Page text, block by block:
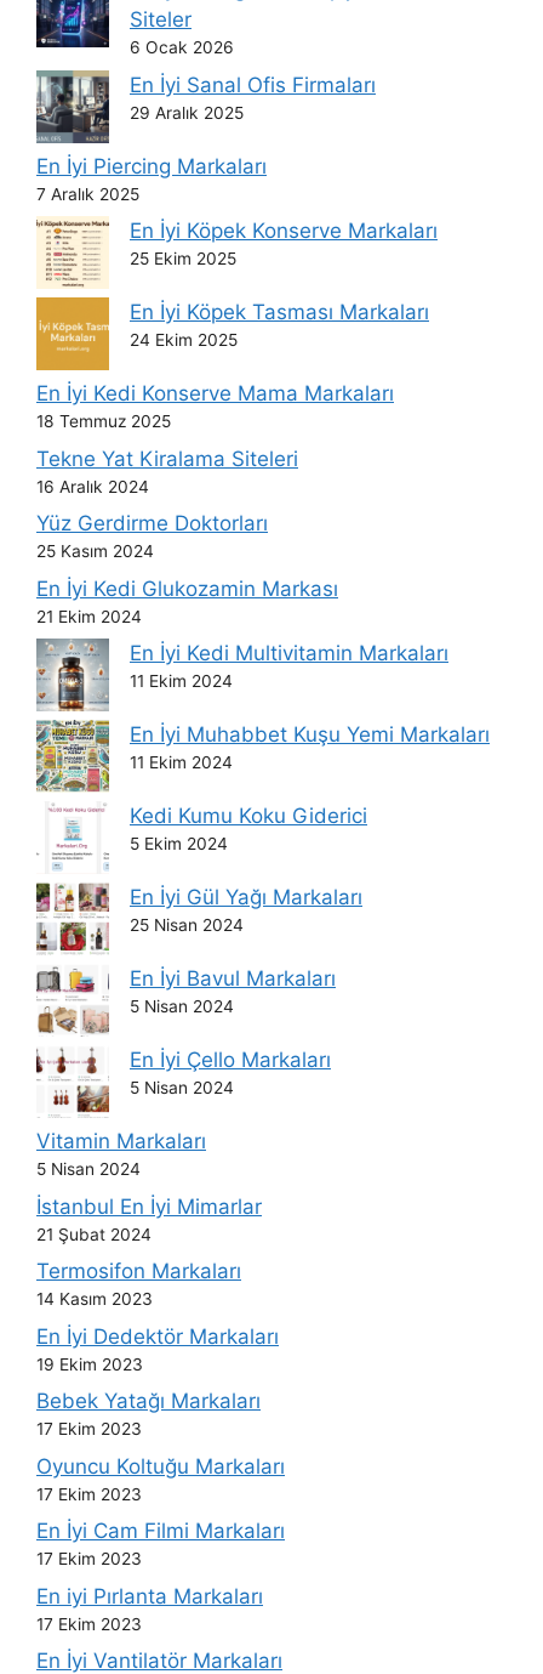
Siteler
6 Ocak 2026
En İyi Sanal Ofis Firmaları
29 Aralık 2025
En İyi Piercing Markaları
7 Aralık 2025
En İyi Köpek Konserve Markaları
25 Ekim 2025
En İyi Köpek Tasması Markaları
24 Ekim 2025
En İyi Kedi Konserve Mama Markaları
18 Temmuz 2025
Tekne Yat Kiralama Siteleri
16 Aralık 2024
Yüz Gerdirme Doktorları
25 Kasım 2024
En İyi Kedi Glukozamin Markası
21 Ekim 2024
En İyi Kedi Multivitamin Markaları
11 Ekim 2024
En İyi Muhabbet Kuşu Yemi Markaları
11 Ekim 2024
Kedi Kumu Koku Giderici
5 Ekim 2024
En İyi Gül Yağı Markaları
25 Nisan 2024
En İyi Bavul Markaları
5 Nisan 2024
En İyi Çello Markaları
5 Nisan 2024
Vitamin Markaları
5 Nisan 2024
İstanbul En İyi Mimarlar
21 Şubat 2024
Termosifon Markaları
14 Kasım 2023
En İyi Dedektör Markaları
19 Ekim 2023
Bebek Yatağı Markaları
17 Ekim 2023
Oyuncu Koltuğu Markaları
17 Ekim 2023
En İyi Cam Filmi Markaları
17 Ekim 2023
En iyi Pırlanta Markaları
17 Ekim 2023
En İyi Vantilatör Markaları